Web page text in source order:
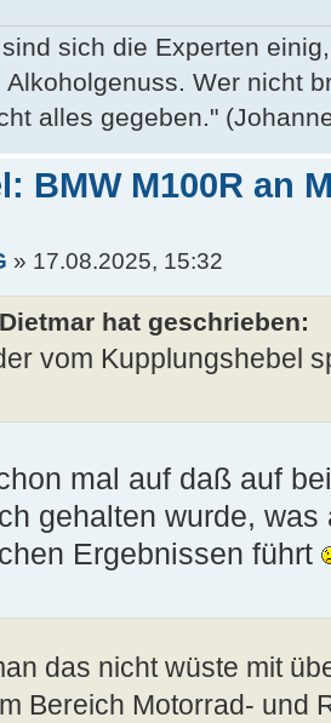
sich die Experten
Alkoholgenuss. Wer nicht
alles gegeben."
BMW M100R an
» 17.08.2025, 15:32
hat geschrieben:
vom Kupplungshebel
mal auf daß auf
gehalten wurde,
Ergebnissen führt
das nicht wüste mit
Bereich Motorrad- und